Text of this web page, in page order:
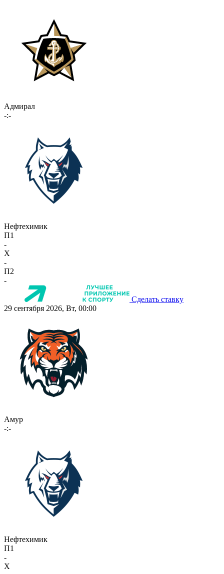
Адмирал
-:-
Нефтехимик
П1
-
X
-
П2
-
Сделать ставку
29 сентября 2026, Вт, 00:00
Амур
-:-
Нефтехимик
П1
-
X